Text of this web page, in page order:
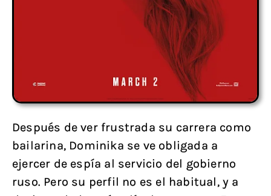
Después de ver frustrada su carrera como
bailarina, Dominika se ve obligada a
ejercer de espía al servicio del gobierno
ruso. Pero su perfil no es el habitual, y a